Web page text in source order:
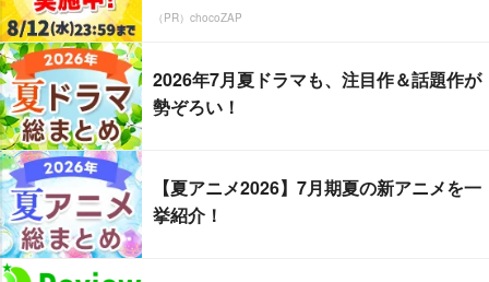
（PR）chocoZAP
2026年7月夏ドラマも、注目作＆話題作が
勢ぞろい！
【夏アニメ2026】7月期夏の新アニメを一
挙紹介！